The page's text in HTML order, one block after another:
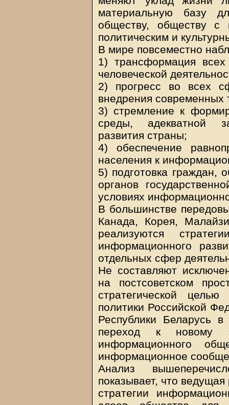
материальную базу
обществу, обществу с
политическим и
В мире повсеместно
1) трансформация
человеческой
2) прогресс во всех
внедрения современных
3) стремление к
среды, адекватной
развития страны;
4) обеспечение
населения к
5) подготовка граждан,
органов
условиях
В большинстве
Канада, Корея,
реализуются
информационного
отдельных сфер
Не составляют
на постсоветском
стратегической целью
политики Российской
Республики Беларусь
переход к новому
информационного
информационное
Анализ
показывает, что
стратегии